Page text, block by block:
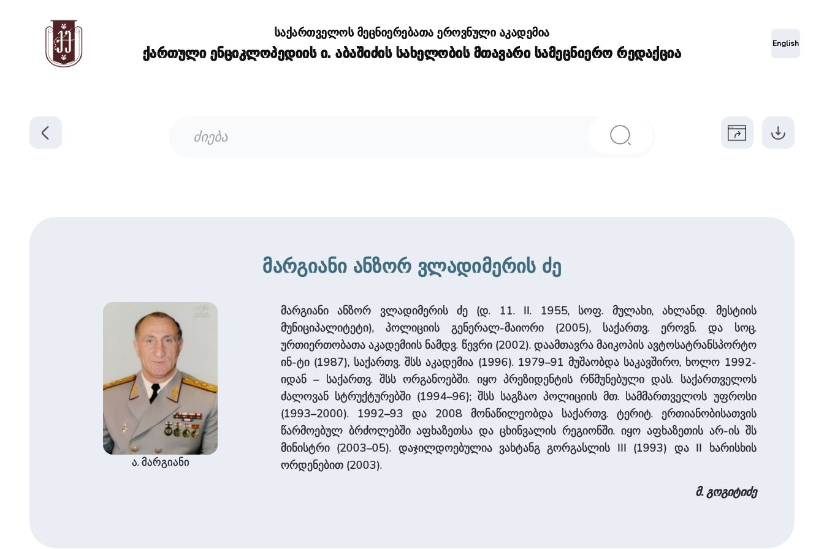
საქართველოს მეცნიერებათა ეროვნული აკადემია
ქართული ენციკლოპედიის ი. აბაშიძის სახელობის მთავარი სამეცნიერო რედაქცია
English
მარგიანი ანზორ ვლადიმერის ძე
ა. მარგიანი
მარგიანი ანზორ ვლადიმერის ძე (დ. 11. II. 1955, სოფ. მულახი, ახლანდ. მესტიის
მუნიციპალიტეტი), პოლიციის გენერალ-მაიორი (2005), საქართვ. ეროვნ. და სოც.
ურთიერთობათა აკადემიის ნამდვ. წევრი (2002). დაამთავრა მაიკოპის ავტოსატრანსპორტო
ინ-ტი (1987), საქართვ. შსს აკადემია (1996). 1979–91 მუშაობდა საკავშირო, ხოლო 1992-
იდან – საქართვ. შსს ორგანოებში. იყო პრეზიდენტის რწმუნებული დას. საქართველოს
ძალოვან სტრუქტურებში (1994–96); შსს საგზაო პოლიციის მთ. სამმართველოს უფროსი
(1993–2000). 1992–93 და 2008 მონაწილეობდა საქართვ. ტერიტ. ერთიანობისათვის
წარმოებულ ბრძოლებში აფხაზეთსა და ცხინვალის რეგიონში. იყო აფხაზეთის არ-ის შს
მინისტრი (2003–05). დაჯილდოებულია ვახტანგ გორგასლის III (1993) და II ხარისხის
ორდენებით (2003).
მ. გოგიტიძე